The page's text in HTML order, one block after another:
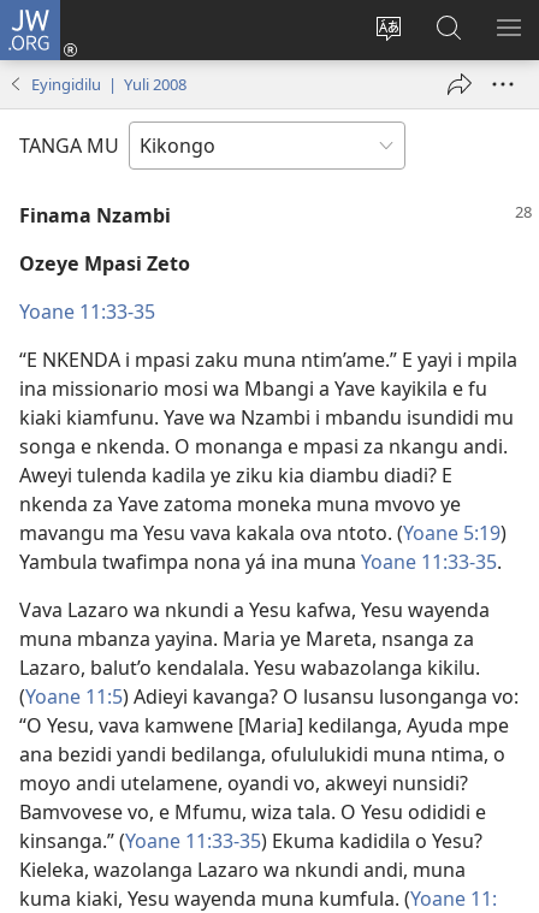
JW.ORG
Soba
nding'a
Kota
(opens
Vavulula
muna
JW.ORG
Eyingidilu | Yuli 2008
TANGA MU
Finama Nzambi
Ozeye Mpasi Zeto
Yoane 11:33-35
“E NKENDA i mpasi zaku muna ntim’ame.” E yayi i mpila
ina missionario mosi wa Mbangi a Yave kayikila e fu
kiaki kiamfunu. Yave wa Nzambi i mbandu isundidi mu
songa e nkenda. O monanga e mpasi za nkangu andi.
Aweyi tulenda kadila ye ziku kia diambu diadi? E
nkenda za Yave zatoma moneka muna mvovo ye
mavangu ma Yesu vava kakala ova ntoto. (Yoane 5:​19)
Yambula twafimpa nona yá ina muna Yoane 11:​33-35.
Vava Lazaro wa nkundi a Yesu kafwa, Yesu wayenda
muna mbanza yayina. Maria ye Mareta, nsanga za
Lazaro, balut’o kendalala. Yesu wabazolanga kikilu.
(Yoane 11:⁠5) Adieyi kavanga? O lusansu lusonganga vo:
“O Yesu, vava kamwene [Maria] kedilanga, Ayuda mpe
ana bezidi yandi bedilanga, ofululukidi muna ntima, o
moyo andi utelamene, oyandi vo, akweyi nunsidi?
Bamvovese vo, e Mfumu, wiza tala. O Yesu odididi e
kinsanga.” (Yoane 11:​33-​35) Ekuma kadidila o Yesu?
Kieleka, wazolanga Lazaro wa nkundi andi, muna
kuma kiaki, Yesu wayenda muna kumfula. (Yoane 11:​